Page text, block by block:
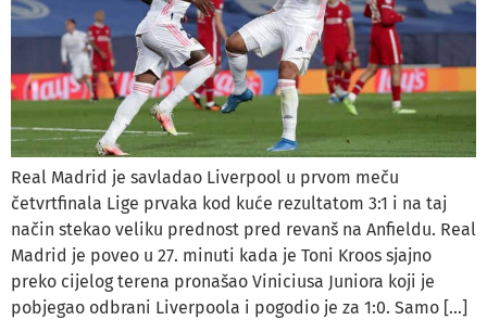
Real Madrid je savladao Liverpool u prvom meču
četvrtfinala Lige prvaka kod kuće rezultatom 3:1 i na taj
način stekao veliku prednost pred revanš na Anfieldu. Real
Madrid je poveo u 27. minuti kada je Toni Kroos sjajno
preko cijelog terena pronašao Viniciusa Juniora koji je
pobjegao odbrani Liverpoola i pogodio je za 1:0. Samo […]